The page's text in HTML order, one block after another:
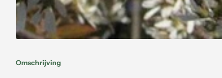
Omschrijving